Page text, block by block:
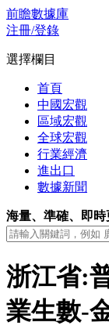
前瞻數據庫
注冊/登錄
選擇欄目
首頁
中國宏觀
區域宏觀
全球宏觀
行業經濟
進出口
數據新聞
海量、準確、即時
浙江省:
業生數-